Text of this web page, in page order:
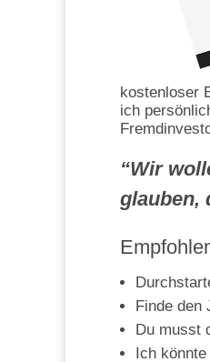
kostenloser
ich
“Wir
glauben,
Finde den
Du musst
Ich